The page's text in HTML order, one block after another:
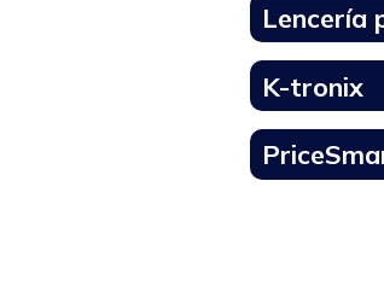
Lencería
K-tronix